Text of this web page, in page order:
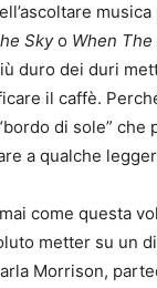
Skyo When
duro dei duri
il caffè.
di sole” che
a qualche
come questa
metter su un
Morrison,